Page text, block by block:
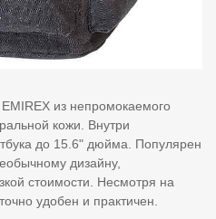
из непромокаемого
кожи. Внутри
до 15.6" дюйма. Популярен
дизайну,
стоимости. Несмотря на
удобен и практичен.